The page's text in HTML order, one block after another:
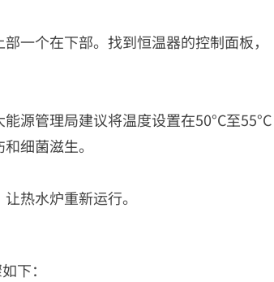
一个在下部。找到恒温器的控制面板，
源管理局建议将温度设置在50°C至55°C
细菌滋生。
热水炉重新运行。
下：